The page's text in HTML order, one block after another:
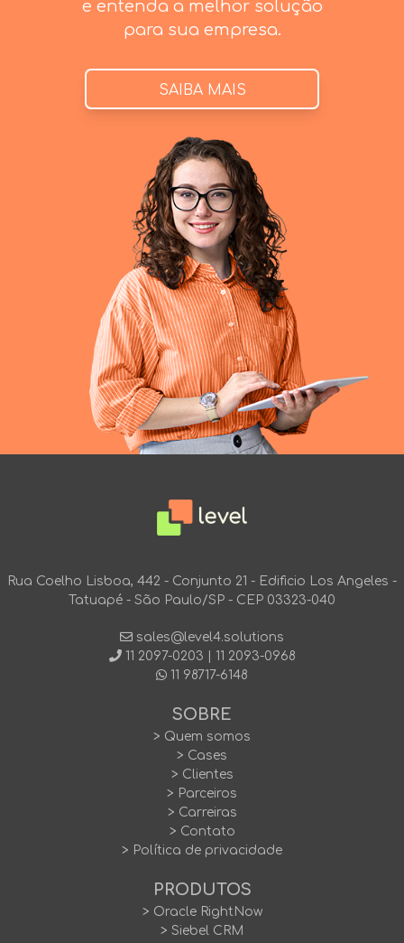
e entenda a melhor solução
para sua empresa.
SAIBA MAIS
Rua Coelho Lisboa, 442 - Conjunto 21 - Edificio Los Angeles -
Tatuapé - São Paulo/SP - CEP 03323-040
sales@level4.solutions
11 2097-0203
11 2093-0968
11 98717-6148
SOBRE
> Quem somos
> Cases
> Clientes
> Parceiros
> Carreiras
> Contato
> Política de privacidade
PRODUTOS
> Oracle RightNow
> Siebel CRM